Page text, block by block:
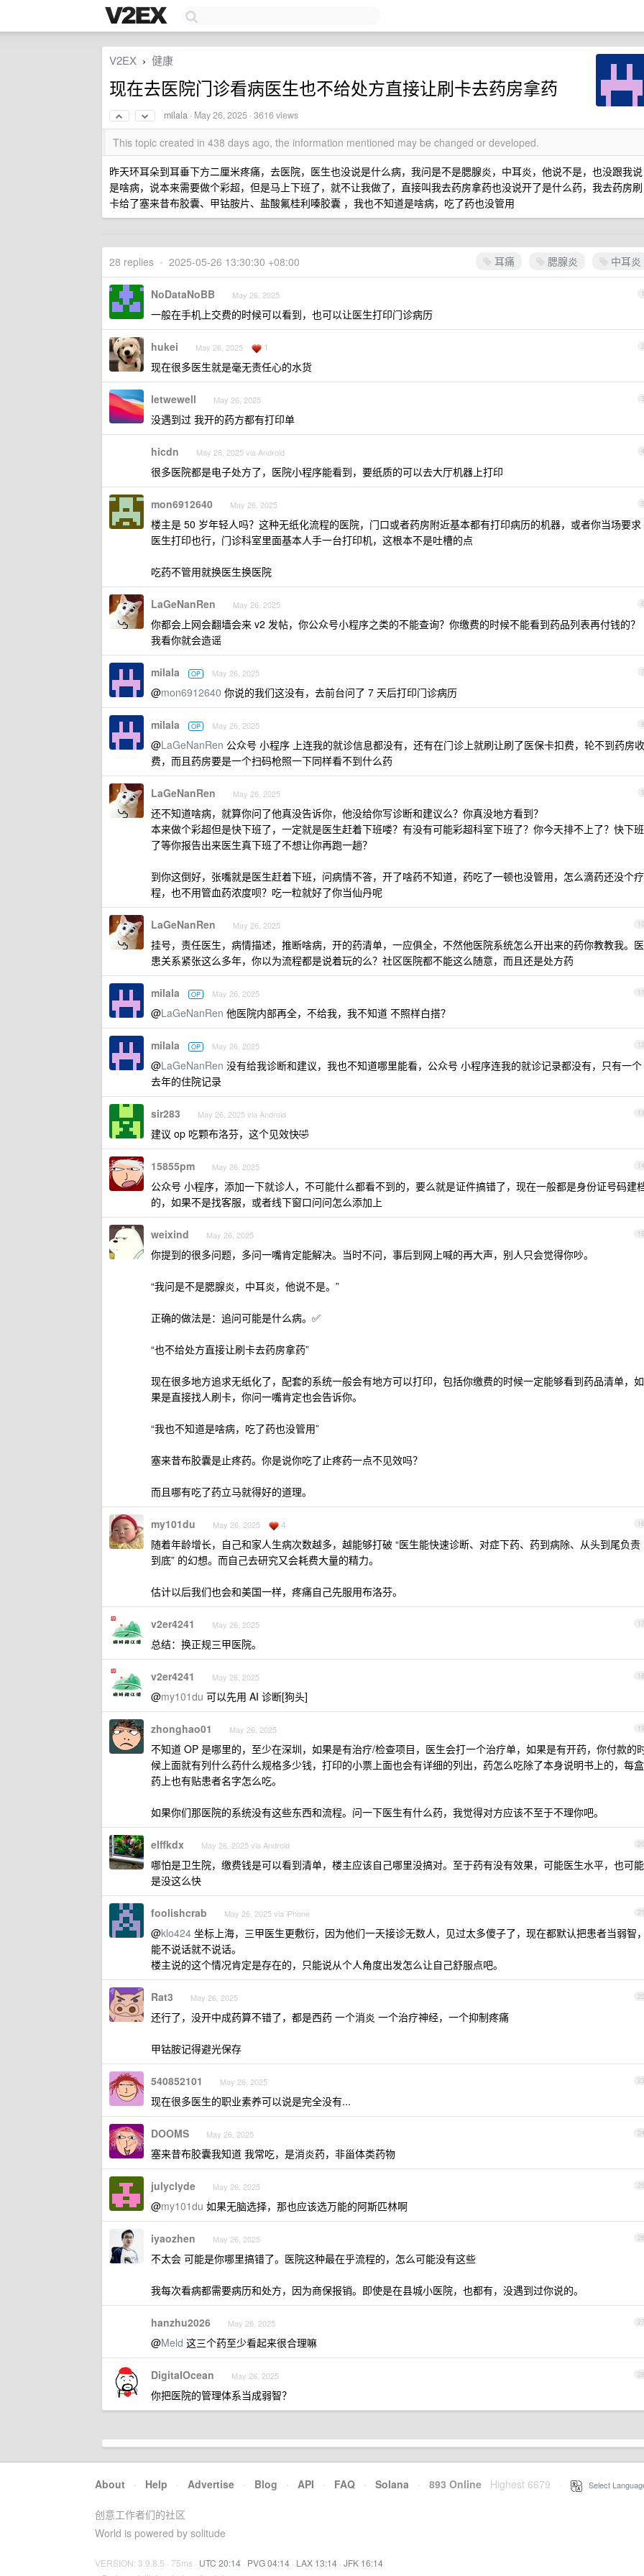
V2EX › 健康
现在去医院门诊看病医生也不给处方直接让刷卡去药房拿药
milala · May 26, 2025 · 3616 views
This topic created in 438 days ago, the information mentioned may be changed or developed.
昨天环耳朵到耳垂下方二厘米疼痛，去医院，医生也没说是什么病，我问是不是腮腺炎，中耳炎，他说不是，也没跟我说
是啥病，说本来需要做个彩超，但是马上下班了，就不让我做了，直接叫我去药房拿药也没说开了是什么药，我去药房刷
卡给了塞来昔布胶囊、甲钴胺片、盐酸氟桂利嗪胶囊 ，我也不知道是啥病，吃了药也没管用
耳痛 腮腺炎 中耳炎
28 replies • 2025-05-26 13:30:30 +08:00
1
NoDataNoBB May 26, 2025
一般在手机上交费的时候可以看到，也可以让医生打印门诊病历
2
hukei May 26, 2025 1
现在很多医生就是毫无责任心的水货
3
letwewell May 26, 2025
没遇到过 我开的药方都有打印单
4
hicdn May 26, 2025 via Android
很多医院都是电子处方了，医院小程序能看到，要纸质的可以去大厅机器上打印
5
mon6912640 May 26, 2025
楼主是 50 岁年轻人吗？这种无纸化流程的医院，门口或者药房附近基本都有打印病历的机器，或者你当场要求
医生打印也行，门诊科室里面基本人手一台打印机，这根本不是吐槽的点
吃药不管用就换医生换医院
6
LaGeNanRen May 26, 2025
你都会上网会翻墙会来 v2 发帖，你公众号小程序之类的不能查询？你缴费的时候不能看到药品列表再付钱的？
我看你就会造谣
7
milala OP May 26, 2025
@mon6912640 你说的我们这没有，去前台问了 7 天后打印门诊病历
8
milala OP May 26, 2025
@LaGeNanRen 公众号 小程序 上连我的就诊信息都没有，还有在门诊上就刷让刷了医保卡扣费，轮不到药房收
费，而且药房要是一个扫码枪照一下同样看不到什么药
9
LaGeNanRen May 26, 2025
还不知道啥病，就算你问了他真没告诉你，他没给你写诊断和建议么？你真没地方看到？
本来做个彩超但是快下班了，一定就是医生赶着下班喽？有没有可能彩超科室下班了？你今天排不上了？快下班
了等你报告出来医生真下班了不想让你再跑一趟？
到你这倒好，张嘴就是医生赶着下班，问病情不答，开了啥药不知道，药吃了一顿也没管用，怎么滴药还没个疗
程，也不用管血药浓度呗？吃一粒就好了你当仙丹呢
10
LaGeNanRen May 26, 2025
挂号，责任医生，病情描述，推断啥病，开的药清单，一应俱全，不然他医院系统怎么开出来的药你教教我。医
患关系紧张这么多年，你以为流程都是说着玩的么？社区医院都不能这么随意，而且还是处方药
11
milala OP May 26, 2025
@LaGeNanRen 他医院内部再全，不给我，我不知道 不照样白搭？
12
milala OP May 26, 2025
@LaGeNanRen 没有给我诊断和建议，我也不知道哪里能看，公众号 小程序连我的就诊记录都没有，只有一个
去年的住院记录
13
sir283 May 26, 2025 via Android
建议 op 吃颗布洛芬，这个见效快🤣
14
15855pm May 26, 2025
公众号 小程序，添加一下就诊人，不可能什么都看不到的，要么就是证件搞错了，现在一般都是身份证号码建
的，如果不是找客服，或者线下窗口问问怎么添加上
15
weixind May 26, 2025
你提到的很多问题，多问一嘴肯定能解决。当时不问，事后到网上喊的再大声，别人只会觉得你吵。
“我问是不是腮腺炎，中耳炎，他说不是。”
正确的做法是：追问可能是什么病。✅
“也不给处方直接让刷卡去药房拿药”
现在很多地方追求无纸化了，配套的系统一般会有地方可以打印，包括你缴费的时候一定能够看到药品清单，如
果是直接找人刷卡，你问一嘴肯定也会告诉你。
“我也不知道是啥病，吃了药也没管用”
塞来昔布胶囊是止疼药。你是说你吃了止疼药一点不见效吗？
而且哪有吃了药立马就得好的道理。
16
my101du May 26, 2025 4
随着年龄增长，自己和家人生病次数越多，越能够打破 “医生能快速诊断、对症下药、药到病除、从头到尾负责
到底” 的幻想。而自己去研究又会耗费大量的精力。
估计以后我们也会和美国一样，疼痛自己先服用布洛芬。
17
v2er4241 May 26, 2025
总结：换正规三甲医院。
18
v2er4241 May 26, 2025
@my101du 可以先用 AI 诊断[狗头]
19
zhonghao01 May 26, 2025
不知道 OP 是哪里的，至少在深圳，如果是有治疗/检查项目，医生会打一个治疗单，如果是有开药，你付款的
候上面就有列什么药什么规格多少钱，打印的小票上面也会有详细的列出，药怎么吃除了本身说明书上的，每盒
药上也有贴患者名字怎么吃。
如果你们那医院的系统没有这些东西和流程。问一下医生有什么药，我觉得对方应该不至于不理你吧。
20
elffkdx May 26, 2025 via Android
哪怕是卫生院，缴费钱是可以看到清单，楼主应该自己哪里没搞对。至于药有没有效果，可能医生水平，也可能
是没这么快
21
foolishcrab May 26, 2025 via iPhone
@klo424 坐标上海，三甲医生更敷衍，因为他们一天接诊无数人，见过太多傻子了，现在都默认把患者当弱智
能不说话就不说话。
楼主说的这个情况肯定是存在的，只能说从个人角度出发怎么让自己舒服点吧。
22
Rat3 May 26, 2025
还行了，没开中成药算不错了，都是西药 一个消炎 一个治疗神经，一个抑制疼痛
甲钴胺记得避光保存
23
540852101 May 26, 2025
现在很多医生的职业素养可以说是完全没有...
24
DOOMS May 26, 2025
塞来昔布胶囊我知道 我常吃，是消炎药，非甾体类药物
25
julyclyde May 26, 2025
@my101du 如果无脑选择，那也应该选万能的阿斯匹林啊
26
iyaozhen May 26, 2025
不太会 可能是你哪里搞错了。医院这种最在乎流程的，怎么可能没有这些
我每次看病都需要病历和处方，因为商保报销。即使是在县城小医院，也都有，没遇到过你说的。
27
hanzhu2026 May 26, 2025
@Meld 这三个药至少看起来很合理嘛
28
DigitaIOcean May 26, 2025
你把医院的管理体系当成弱智？
About · Help · Advertise · Blog · API · FAQ · Solana · 893 Online Highest 6679 Select
创意工作者们的社区
World is powered by solitude
VERSION: 3.9.8.5 · 75ms · UTC 20:14 · PVG 04:14 · LAX 13:14 · JFK 16:14